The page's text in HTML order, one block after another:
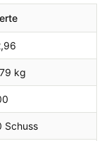
kg
Schuss